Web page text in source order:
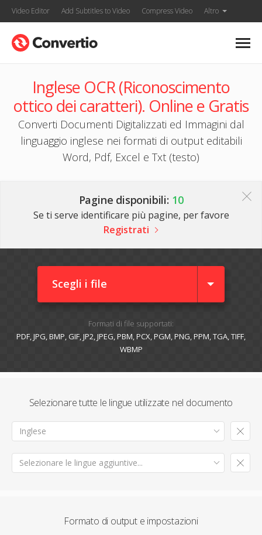
Video Editor Add Subtitles to Video Compress Video Altro
Inglese OCR (Riconoscimento
ottico dei caratteri). Online e Gratis
Converti Documenti Digitalizzati ed Immagini dal
linguaggio inglese nei formati di output editabili
Word, Pdf, Excel e Txt (testo)
Pagine disponibili: 10
Se ti serve identificare più pagine, per favore
Registrati
Scegli i file
Formati di file supportati:
PDF, JPG, BMP, GIF, JP2, JPEG, PBM, PCX, PGM, PNG, PPM, TGA, TIFF,
WBMP
Selezionare tutte le lingue utilizzate nel documento
Inglese
Selezionare le lingue aggiuntive...
Formato di output e impostazioni